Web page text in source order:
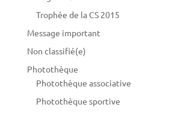
Trophée de la CS 2015
Message important
Non classifié(e)
Photothèque
Photothèque associative
Photothèque sportive